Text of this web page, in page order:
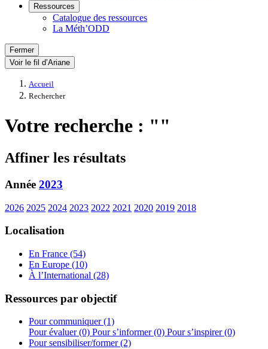
Ressources
Catalogue des ressources
La Méth’ODD
Fermer
Voir le fil d’Ariane
Accueil
Rechercher
Votre recherche : ""
Affiner les résultats
Année 2023
2026 2025 2024 2023 2022 2021 2020 2019 2018
Localisation
En France (54)
En Europe (10)
À l’International (28)
Ressources par objectif
Pour communiquer (1)
Pour évaluer (0) Pour s’informer (0) Pour s’inspirer (0)
Pour sensibiliser/former (2)